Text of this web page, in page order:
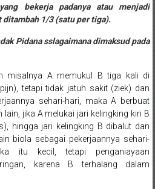
bekerja padanya atau menjadi
ditambah 1/3 (satu per tiga).
Pidana sslagaimana dimaksud pada
misalnya A memukul B tiga kali di
tetapi tidak jatuh sakit (ziek) dan
sehari-hari, maka A berbuat
jika A melukai jari kelingking kiri B
hingga jari kelingking B dibalut dan
biola sebagai pekerjaannya sehari-
itu kecil, tetapi penganiayaan
karena B terhalang dalam